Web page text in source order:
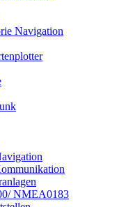
Navigation
NMEA0183